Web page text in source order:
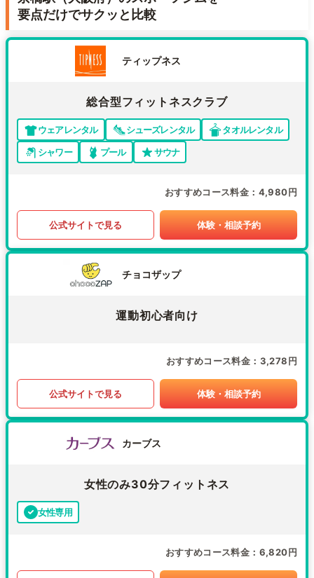
要点だけでサクッと比較
ティップネス
総合型フィットネスクラブ
ウェアレンタル シューズレンタル
タオルレンタル
シャワー
プール サウナ
おすすめコース料金 4,980円
公式サイトで見る 体験・相談予約
チョコザップ
運動初心者向け
おすすめコース料金 3,278円
公式サイトで見る 体験・相談予約
カーブス
女性のみ30分フィットネス
女性専用
おすすめコース料金 6,820円